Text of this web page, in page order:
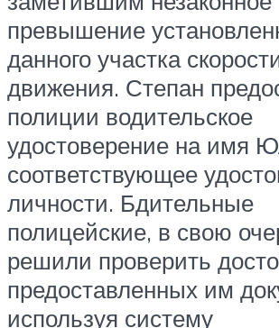
превышение
данного участка
движения. Степан
полиции водительское
удостоверение на имя
соответствующее
личности. Бдительные
полицейские, в свою
решили проверить
предоставленных им
используя систему